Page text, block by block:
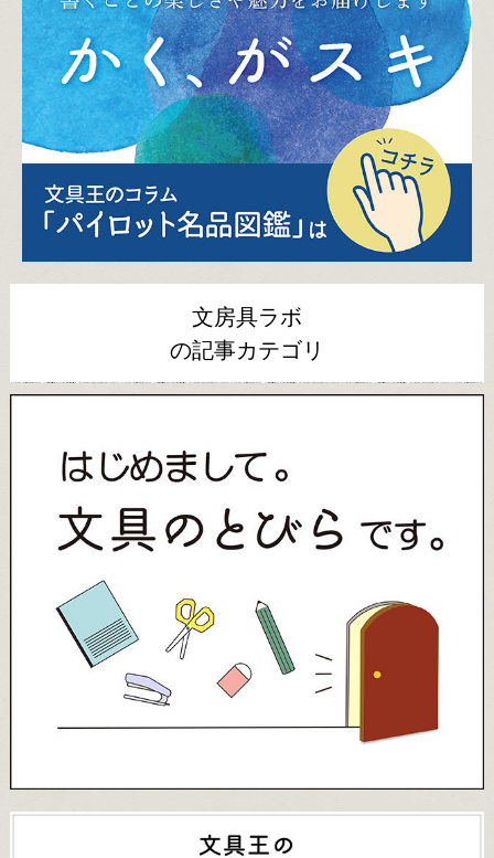
文房具ラボ
の記事カテゴリ